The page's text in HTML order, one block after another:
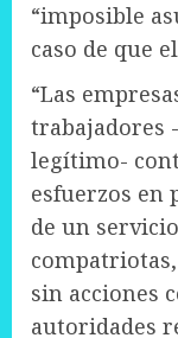
“imposible
caso de que
“Las
trabajadores
legítimo-
esfuerzos en
de un
sin acciones
autoridades